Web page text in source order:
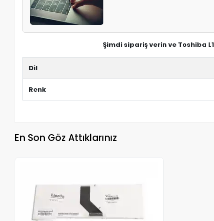
Şimdi sipariş verin ve Toshiba
Dil
Renk
En Son Göz Attıklarınız